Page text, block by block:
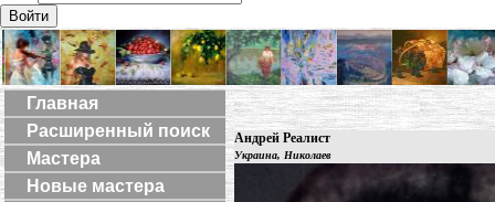
Войти
Главная
Расширенный поиск
Мастера
Новые мастера
Андрей Реалист
Украина, Николаев